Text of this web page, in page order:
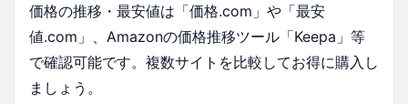
価格の推移・最安値は「価格.com」や「最安
値.com」、Amazonの価格推移ツール「Keepa」等
で確認可能です。複数サイトを比較してお得に購入し
ましょう。